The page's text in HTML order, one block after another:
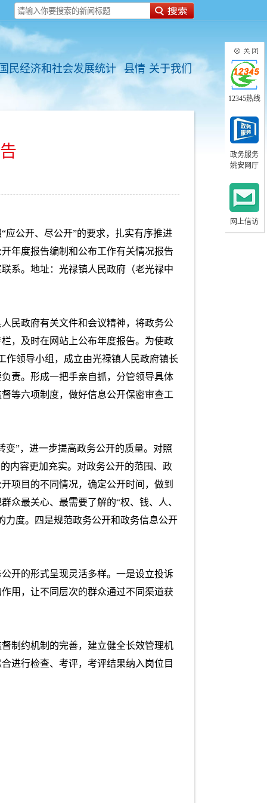
国民经济和社会发展统计 县情 关于我们
应公开、尽公开”的要求，扎实有序推进
年度报告编制和公布工作有关情况报告
系。地址：光禄镇人民政府（老光禄中
民政府有关文件和会议精神，将政务公
，及时在网站上公布年度报告。为使政
作领导小组，成立由光禄镇人民政府镇长
责。形成一把手亲自抓，分管领导具体
等六项制度，做好信息公开保密审查工
”，进一步提高政务公开的质量。对照
内容更加充实。对政务公开的范围、政
项目的不同情况，确定公开时间，做到
众最关心、最需要了解的“权、钱、人、
力度。四是规范政务公开和政务信息公开
开的形式呈现灵活多样。一是设立投诉
用，让不同层次的群众通过不同渠道获
制约机制的完善，建立健全长效管理机
进行检查、考评，考评结果纳入岗位目
12345热线
政务服务
姚安网厅
网上信访